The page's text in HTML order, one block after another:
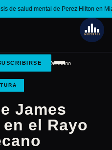
de salud mental de Perez Hilton en
en el Rayo Vallecano
James
el Rayo